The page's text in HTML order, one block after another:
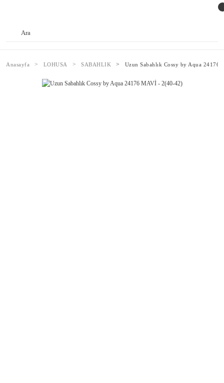
Anasayfa LOHUSA SABAHLIK Uzun Sabahlık Cossy by Aqua